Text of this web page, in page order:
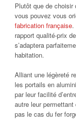
Plutôt que de choisir
vous pouvez vous
fabrication française.
rapport qualité-prix
s’adaptera
habitation.
Alliant une légèreté
les portails en
par leur facilité
autre leur
pas le cas du fer